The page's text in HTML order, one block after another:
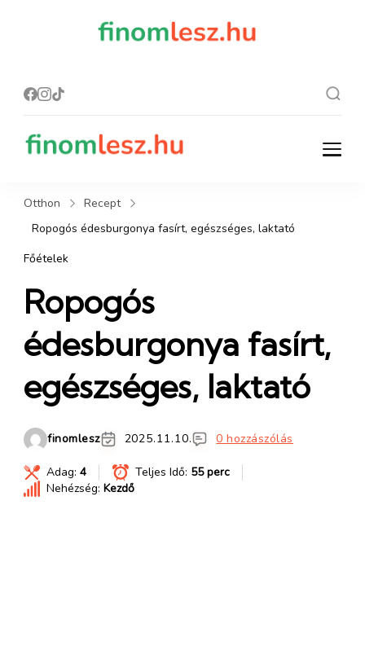
finomlesz.hu
Recept, ami finom lesz.
Otthon
Recept
Ropogós édesburgonya fasírt, egészséges, laktató
Főételek
Ropogós
édesburgonya fasírt,
egészséges, laktató
finomlesz 2025.11.10. 0 hozzászólás
Adag: 4 Teljes Idő: 55 perc
Nehézség: Kezdő